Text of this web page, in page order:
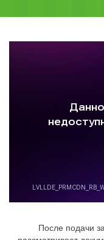
После подачи